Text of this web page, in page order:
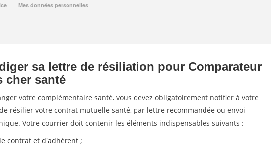
sa lettre de résiliation pour Comparateur
cher santé
votre complémentaire santé, vous devez obligatoirement notifier à votre
résilier votre contrat mutuelle santé, par lettre recommandée ou envoi
Votre courrier doit contenir les éléments indispensables suivants :
contrat et d'adhérent ;